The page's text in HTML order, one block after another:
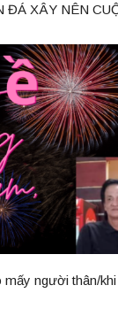
ĐÁ XÂY NÊN
mấy người thân/